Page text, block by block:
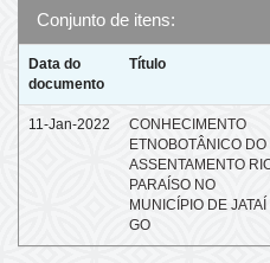
Conjunto de itens:
Data do
documento
Título
11-Jan-2022
CONHECIMENTO
ETNOBOTÂNICO DO
ASSENTAMENTO
PARAÍSO NO
MUNICÍPIO DE JATAÍ
GO